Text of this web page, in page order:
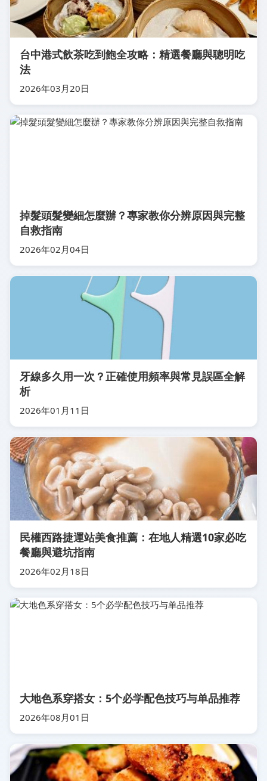
台中港式飲茶吃到飽全攻略：精選餐廳與聰明吃
法
2026年03月20日
掉髮頭髮變細怎麼辦？專家教你分辨原因與完整
自救指南
2026年02月04日
牙線多久用一次？正確使用頻率與常見誤區全解
析
2026年01月11日
民權西路捷運站美食推薦：在地人精選10家必吃
餐廳與避坑指南
2026年02月18日
大地色系穿搭女：5个必学配色技巧与单品推荐
2026年08月01日